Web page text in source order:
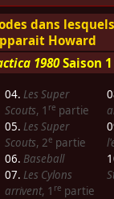
dans lesquels
Howard
1980 Saison 1
04. Les Super
Scouts, 1 re partie
05. Les Super
Scouts, 2e partie
06. Baseball
07. Les Cylons
arrivent, 1 re partie